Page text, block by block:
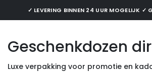
✓ LEVERING BINNEN 24 UUR MOGELIJK ✓
Geschenkdozen
Luxe verpakking voor promotie en